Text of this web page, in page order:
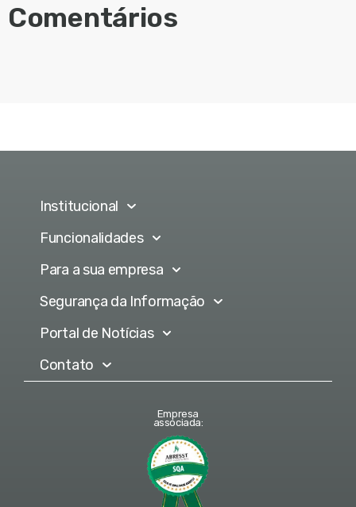
Comentários
Institucional
Funcionalidades
Para a sua empresa
Segurança da Informação
Portal de Notícias
Contato
Empresa
associada: